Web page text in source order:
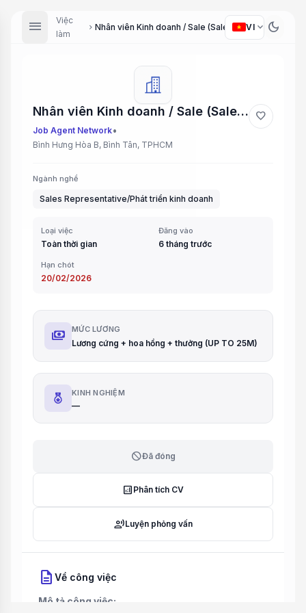
menu
Việc
làm
chevron_right Nhân viên Kinh doanh / Sale (Sales Executive)
VI expand_more dark_mode
Nhân viên Kinh doanh / Sale (Sales Executive)
Job Agent Network•
Bình Hưng Hòa B, Bình Tân, TPHCM
favorite
Ngành nghề
Sales Representative/Phát triển kinh doanh
Loại việc
Toàn thời gian
Đăng vào
6 tháng trước
Hạn chót
20/02/2026
payments MỨC LƯƠNG
Lương cứng + hoa hồng + thưởng (UP TO 25M)
KINH NGHIỆM
—
blockĐã đóng
analytics Phân tích CV
record_voice_overLuyện phỏng vấn
description Về công việc
Mô tả công việc: